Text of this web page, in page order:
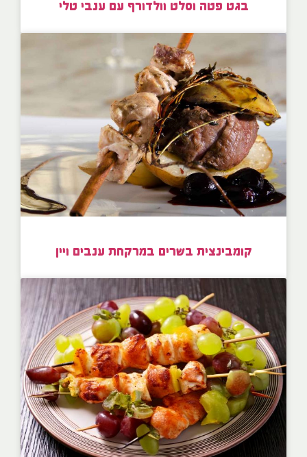
בגט פטה וסלט וולדורף עם ענבי טלי
קומבינצית בשרים במרקחת ענבים ויין